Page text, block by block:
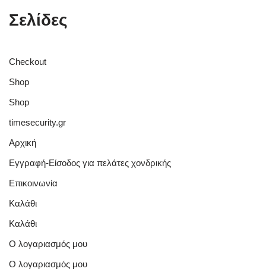
Σελίδες
Checkout
Shop
Shop
timesecurity.gr
Αρχική
Εγγραφή-Είσοδος για πελάτες χονδρικής
Επικοινωνία
Καλάθι
Καλάθι
Ο λογαριασμός μου
Ο λογαριασμός μου